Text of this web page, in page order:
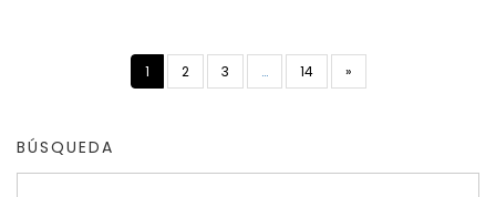
1 2 3 … 14 »
BÚSQUEDA